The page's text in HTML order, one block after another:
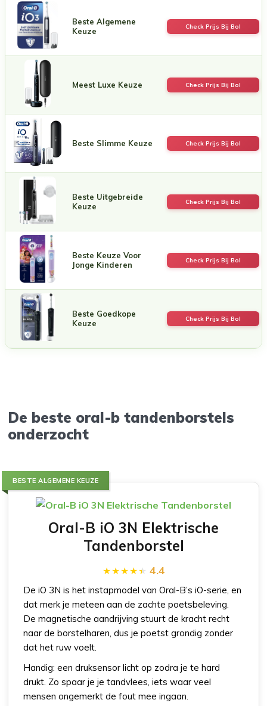
Beste Algemene
Keuze
Check Prijs Bij Bol
Meest Luxe Keuze Check Prijs Bij Bol
Beste Slimme Keuze Check Prijs Bij Bol
Beste Uitgebreide
Keuze
Check Prijs Bij Bol
Beste Keuze Voor
Jonge Kinderen
Check Prijs Bij Bol
Beste Goedkope
Keuze
Check Prijs Bij Bol
De beste oral-b tandenborstels
onderzocht
BESTE ALGEMENE KEUZE
Oral-B iO 3N Elektrische
Tandenborstel
4.4
De iO 3N is het instapmodel van Oral-B’s iO-serie, en
dat merk je meteen aan de zachte poetsbeleving.
De magnetische aandrijving stuurt de kracht recht
naar de borstelharen, dus je poetst grondig zonder
dat het ruw voelt.
Handig: een druksensor licht op zodra je te hard
drukt. Zo spaar je je tandvlees, iets waar veel
mensen ongemerkt de fout mee ingaan.